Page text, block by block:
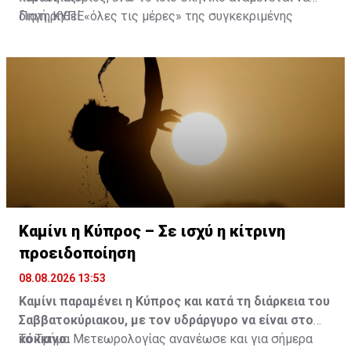
διατηρηθεί «όλες τις μέρες» της συγκεκριμένης
Πηγή: ΚΥΠΕ
Καμίνι η Κύπρος – Σε ισχύ η κίτρινη
προειδοποίηση
08.08.2026 13:53
Καμίνι παραμένει η Κύπρος και κατά τη διάρκεια του
Σαββατοκύριακου, με τον υδράργυρο να είναι στο
κόκκινο.
Το Τμήμα Μετεωρολογίας ανανέωσε και για σήμερα